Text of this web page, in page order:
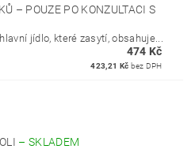
– POUZE PO KONZULTACI S
jídlo, které zasytí, obsahuje...
474 Kč
423,21 Kč bez DPH
–SKLADEM